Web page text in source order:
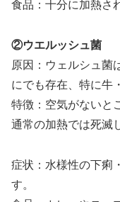
食品：十分に加熱さ
②ウエルッシュ菌
原因：ウェルシュ菌
にでも存在、特に牛
特徴：空気がないと
通常の加熱では死滅
症状：水様性の下痢
す。